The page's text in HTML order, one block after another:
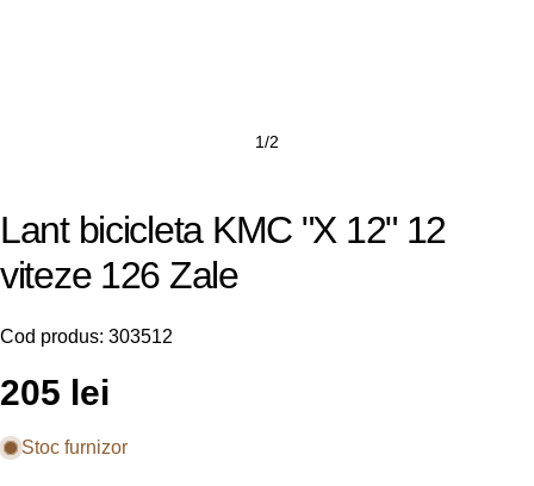
1/2
Lant bicicleta KMC "X 12" 12
viteze 126 Zale
Cod produs: 303512
Preț
obișnuit
205 lei
Stoc furnizor